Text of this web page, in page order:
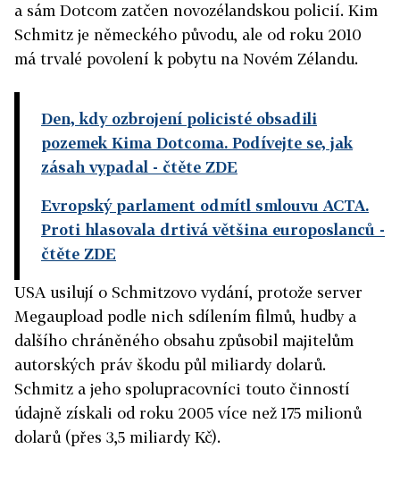
a sám Dotcom zatčen novozélandskou policií. Kim
Schmitz je německého původu, ale od roku 2010
má trvalé povolení k pobytu na Novém Zélandu.
Den, kdy ozbrojení policisté obsadili
pozemek Kima Dotcoma. Podívejte se, jak
zásah vypadal - čtěte ZDE
Evropský parlament odmítl smlouvu ACTA.
Proti hlasovala drtivá většina europoslanců -
čtěte ZDE
USA usilují o Schmitzovo vydání, protože server
Megaupload podle nich sdílením filmů, hudby a
dalšího chráněného obsahu způsobil majitelům
autorských práv škodu půl miliardy dolarů.
Schmitz a jeho spolupracovníci touto činností
údajně získali od roku 2005 více než 175 milionů
dolarů (přes 3,5 miliardy Kč).